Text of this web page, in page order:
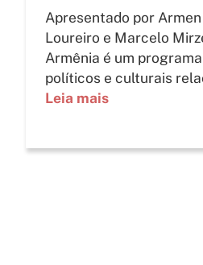
Apresentado por
Loureiro e Marcelo
Armênia é um
políticos e culturais
Leia mais